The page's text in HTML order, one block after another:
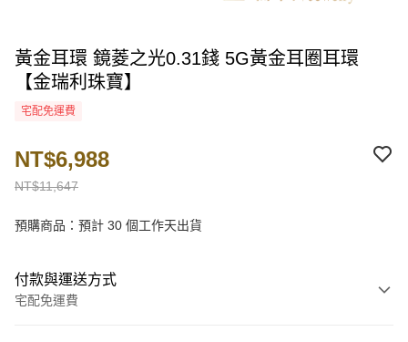
黃金耳環 鏡菱之光0.31錢 5G黃金耳圈耳環
【金瑞利珠寶】
宅配免運費
NT$11,647
NT$6,988
預購商品：預計 30 個工作天出貨
付款與運送方式
宅配免運費